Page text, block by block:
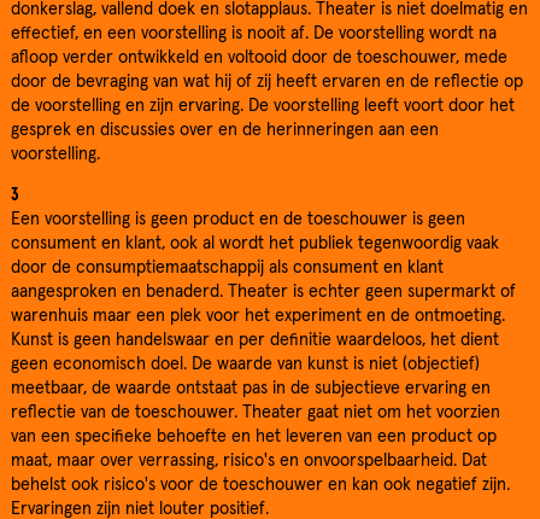
donkerslag, vallend doek en slotapplaus. Theater is niet doelmatig en
effectief, en een voorstelling is nooit af. De voorstelling wordt na
afloop verder ontwikkeld en voltooid door de toeschouwer, mede
door de bevraging van wat hij of zij heeft ervaren en de reflectie op
de voorstelling en zijn ervaring. De voorstelling leeft voort door het
gesprek en discussies over en de herinneringen aan een
voorstelling.
3
Een voorstelling is geen product en de toeschouwer is geen
consument en klant, ook al wordt het publiek tegenwoordig vaak
door de consumptiemaatschappij als consument en klant
aangesproken en benaderd. Theater is echter geen supermarkt of
warenhuis maar een plek voor het experiment en de ontmoeting.
Kunst is geen handelswaar en per definitie waardeloos, het dient
geen economisch doel. De waarde van kunst is niet (objectief)
meetbaar, de waarde ontstaat pas in de subjectieve ervaring en
reflectie van de toeschouwer. Theater gaat niet om het voorzien
van een specifieke behoefte en het leveren van een product op
maat, maar over verrassing, risico's en onvoorspelbaarheid. Dat
behelst ook risico's voor de toeschouwer en kan ook negatief zijn.
Ervaringen zijn niet louter positief.